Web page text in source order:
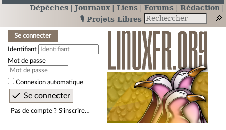
Dépêches Journaux Liens Forums
Rédaction
🎙️ Projets Libres
Se connecter
Identifiant
Mot de passe
Connexion automatique
Pas de compte ? S’inscrire…